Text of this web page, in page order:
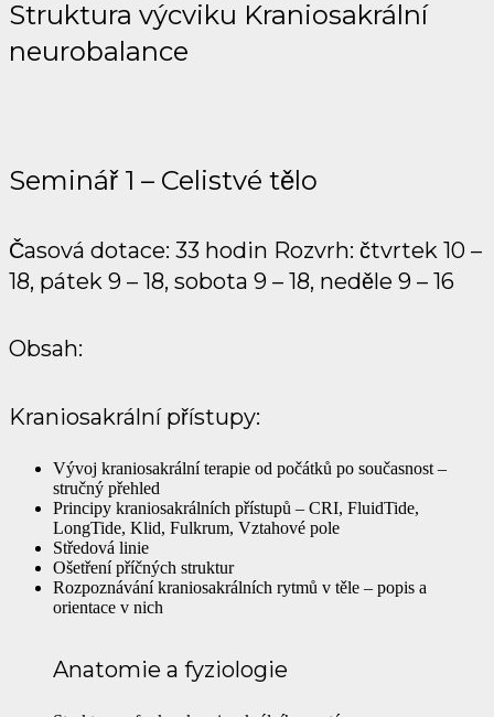
Struktura výcviku Kraniosakrální
neurobalance
Seminář 1 – Celistvé tělo
Časová dotace: 33 hodin Rozvrh: čtvrtek 10 –
18, pátek 9 – 18, sobota 9 – 18, neděle 9 – 16
Obsah:
Kraniosakrální přístupy:
Vývoj kraniosakrální terapie od počátků po současnost –
stručný přehled
Principy kraniosakrálních přístupů – CRI, FluidTide,
LongTide, Klid, Fulkrum, Vztahové pole
Středová linie
Ošetření příčných struktur
Rozpoznávání kraniosakrálních rytmů v těle – popis a
orientace v nich
Anatomie a fyziologie